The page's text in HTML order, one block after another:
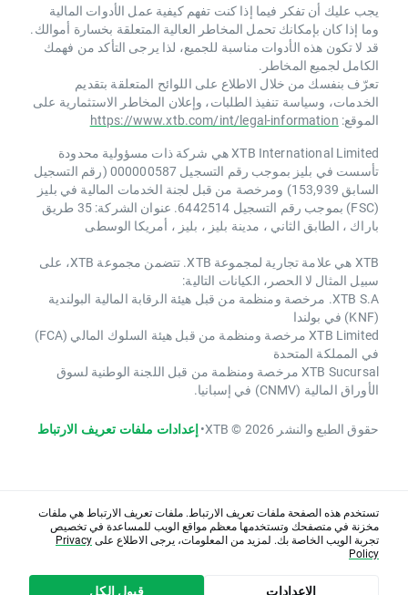
يجب عليك أن تفكر فيما إذا كنت تفهم كيفية عمل الأدوات المالية
وما إذا كان بإمكانك تحمل المخاطر العالية المتعلقة بخسارة أموالك.
قد لا تكون هذه الأدوات مناسبة للجميع، لذا يرجى التأكد من فهمك
الكامل لجميع المخاطر.
تعرّف بنفسك من خلال الاطلاع على اللوائح المتعلقة بتقديم
الخدمات، وسياسة تنفيذ الطلبات، وإعلان المخاطر الاستثمارية على
الموقع: https://www.xtb.com/int/legal-information
XTB International Limited هي شركة ذات مسؤولية محدودة
تأسست في بليز بموجب رقم التسجيل 000000587 (رقم التسجيل
السابق 153,939) ومرخصة من قبل لجنة الخدمات المالية في بليز
(FSC) بموجب رقم التسجيل 6442514. عنوان الشركة: 35 طريق
باراك ، الطابق الثاني ، مدينة بليز ، بليز ، أمريكا الوسطى
XTB هي علامة تجارية لمجموعة XTB. تتضمن مجموعة XTB، على
سبيل المثال لا الحصر، الكيانات التالية:
XTB S.A. مرخصة ومنظمة من قبل هيئة الرقابة المالية البولندية
(KNF) في بولندا
XTB Limited مرخصة ومنظمة من قبل هيئة السلوك المالي (FCA)
في المملكة المتحدة
XTB Sucursal مرخصة ومنظمة من قبل اللجنة الوطنية لسوق
الأوراق المالية (CNMV) في إسبانيا.
حقوق الطبع والنشر 2026 © XTB •إعدادات ملفات تعريف الارتباط
تستخدم هذه الصفحة ملفات تعريف الارتباط. ملفات تعريف الارتباط هي ملفات
مخزنة في متصفحك وتستخدمها معظم مواقع الويب للمساعدة في تخصيص
تجربة الويب الخاصة بك. لمزيد من المعلومات، يرجى الاطلاع علىPrivacy
Policy
الاعدادات قبول الكل